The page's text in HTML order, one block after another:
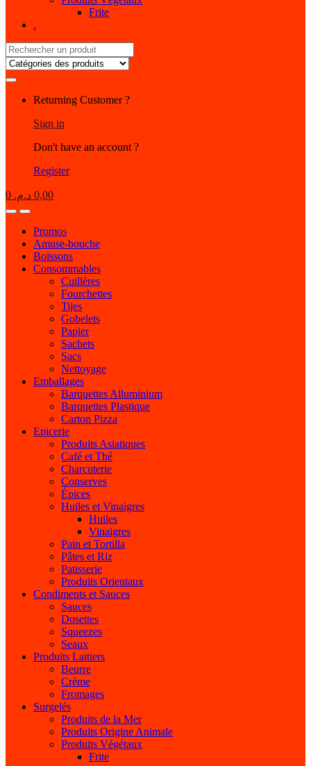
Frite
.
Search
for:
Returning Customer ?
Sign in
Don't have an account ?
Register
0 0,00 د.م.
OpenClose
Promos
Amuse-bouche
Boissons
Consommables
Cuillères
Fourchettes
Tijes
Gobelets
Papier
Sachets
Sacs
Nettoyage
Emballages
Barquettes Alluminium
Barquettes Plastique
Carton Pizza
Epicerie
Produits Asiatiques
Café et Thé
Charcuterie
Conserves
Épices
Huiles et Vinaigres
Huiles
Vinaigres
Pain et Tortilla
Pâtes et Riz
Patisserie
Produits Orientaux
Condiments et Sauces
Sauces
Dosettes
Squeezes
Seaux
Produits Laitiers
Beurre
Crème
Fromages
Surgelés
Produits de la Mer
Produits Origine Animale
Produits Végétaux
Frite